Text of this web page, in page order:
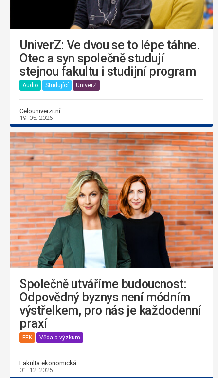
UniverZ: Ve dvou se to lépe táhne.
Otec a syn společně studují
stejnou fakultu i studijní program
Audio Studující UniverZ
Celouniverzitní
19. 05. 2026
Společně utváříme budoucnost:
Odpovědný byznys není módním
výstřelkem, pro nás je každodenní
praxí
FEK Věda a výzkum
Fakulta ekonomická
01. 12. 2025